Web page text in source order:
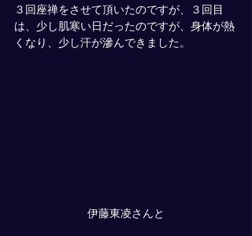
３回座禅をさせて頂いたのですが、３回目
は、少し肌寒い日だったのですが、身体が熱
くなり、少し汗が滲んできました。
伊藤東凌さんと